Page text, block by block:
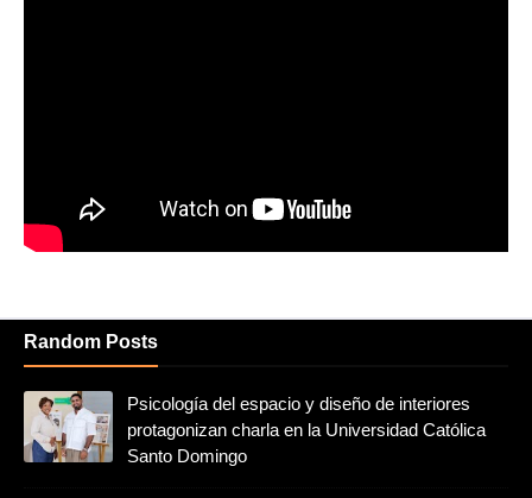
Random Posts
Psicología del espacio y diseño de interiores
protagonizan charla en la Universidad Católica
Santo Domingo